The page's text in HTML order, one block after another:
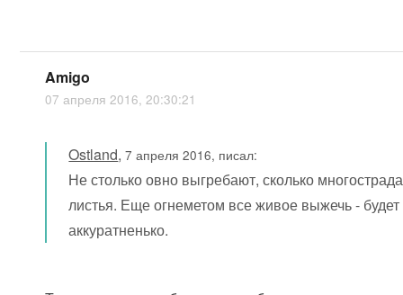
Amigo
07 апреля 2016, 20:30:21
Ostland,7 апреля 2016, писал:
Не столько овно выгребают, сколько
листья. Еще огнеметом все живое выжечь - будет
аккуратненько.